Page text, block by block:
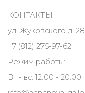
КОНТАКТЫ
ул. Жуковского д.
+7 (812) 275-97-62
Режим работы:
Вт - вс: 12:00 - 20:00